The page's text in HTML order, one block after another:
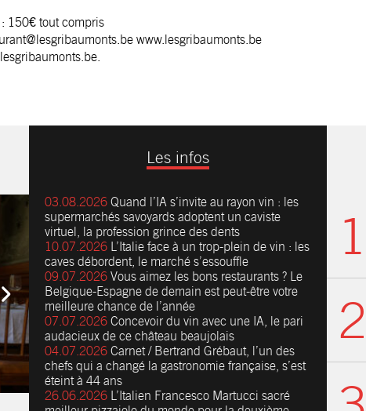
150€ tout compris
www.lesgribaumonts.be
Les infos
03.08.2026 Quand l’IA s’invite au rayon vin : les
supermarchés savoyards adoptent un caviste
virtuel, la profession grince des dents
10.07.2026 L’Italie face à un trop-plein de vin : les
caves débordent, le marché s’essouffle
09.07.2026 Vous aimez les bons restaurants ? Le
Belgique-Espagne de demain est peut-être votre
meilleure chance de l’année
07.07.2026 Concevoir du vin avec une IA, le pari
audacieux de ce château beaujolais
04.07.2026 Carnet / Bertrand Grébaut, l’un des
chefs qui a changé la gastronomie française, s’est
éteint à 44 ans
26.06.2026 L’Italien Francesco Martucci sacré